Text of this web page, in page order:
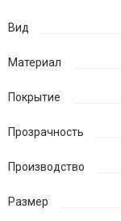
Вид
Материал
Покрытие
Прозрачность
Производство
Размер